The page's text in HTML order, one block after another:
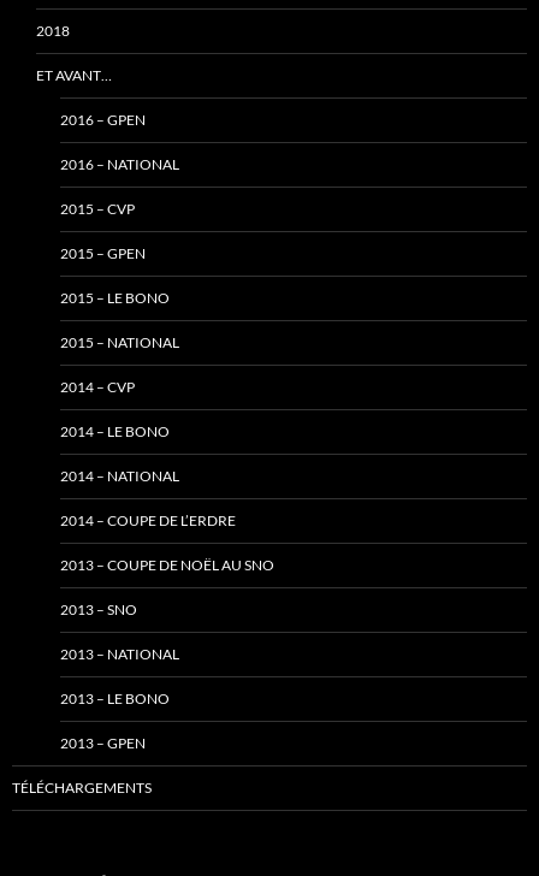
2018
ET AVANT…
2016 – GPEN
2016 – NATIONAL
2015 – CVP
2015 – GPEN
2015 – LE BONO
2015 – NATIONAL
2014 – CVP
2014 – LE BONO
2014 – NATIONAL
2014 – COUPE DE L’ERDRE
2013 – COUPE DE NOËL AU SNO
2013 – SNO
2013 – NATIONAL
2013 – LE BONO
2013 – GPEN
TÉLÉCHARGEMENTS